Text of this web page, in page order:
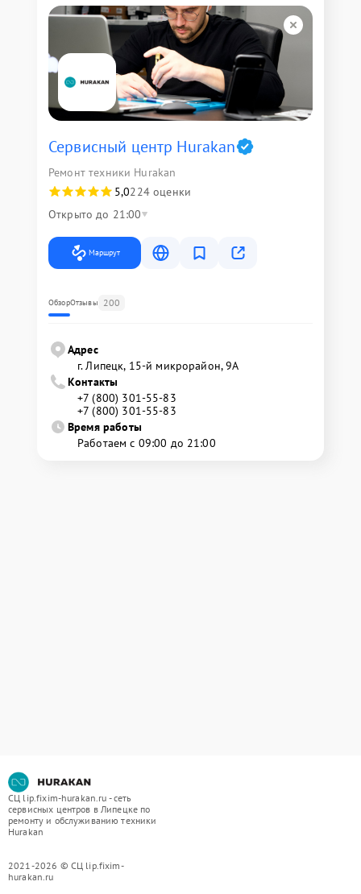
Сервисный центр Hurakan
Ремонт техники Hurakan
5,0224 оценки
Открыто до 21:00
Маршрут
ОбзорОтзывы 200
Адрес
г. Липецк, 15-й микрорайон, 9А
Контакты
+7 (800) 301-55-83
+7 (800) 301-55-83
Время работы
Работаем с 09:00 до 21:00
СЦ lip.fixim-hurakan.ru - сеть
сервисных центров в Липецке по
ремонту и обслуживанию техники
Hurakan
2021-2026 © СЦ lip.fixim-
hurakan.ru